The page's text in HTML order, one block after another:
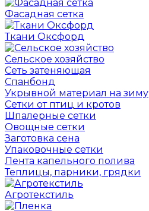
Фасадная сетка
Ткани Оксфорд
Сельское хозяйство
Сеть затеняющая
Спанбонд
Укрывной материал на зиму
Сетки от птиц и кротов
Шпалерные сетки
Овощные сетки
Заготовка сена
Упаковочные сетки
Лента капельного полива
Теплицы, парники, грядки
Агротекстиль